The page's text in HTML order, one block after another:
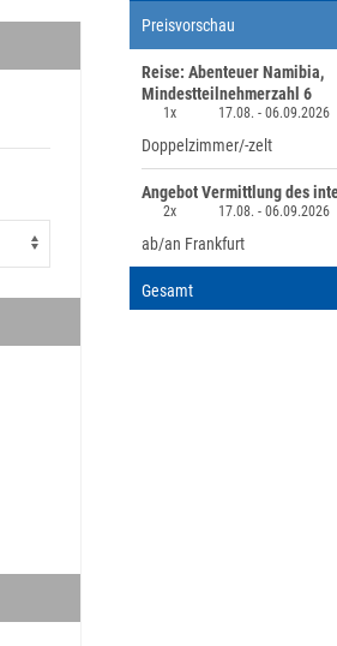
Preisvorschau
Reise: Abenteuer Namibia,
Mindestteilnehmerzahl 6
1x 17.08. -06.09.2026
Doppelzimmer/-zelt
Angebot Vermittlung des
2x 17.08. -06.09.2026
ab/an Frankfurt
Gesamt